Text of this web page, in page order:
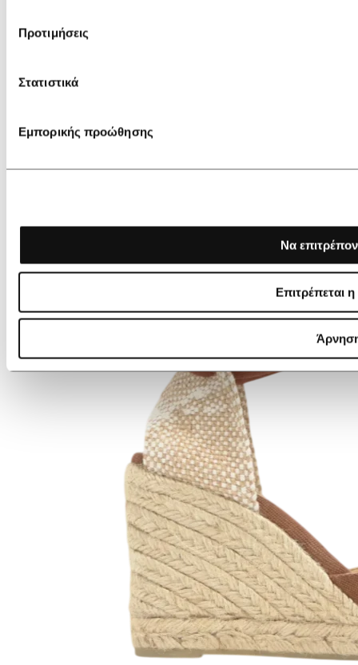
Προτιμήσεις
Στατιστικά
Εμπορικής προώθησης
Να
Επιτρέπεται
Castañer Carina/8/002 Platforms